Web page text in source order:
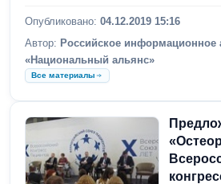
Опубликовано: 04.12.2019 15:16
Автор: Российское информационное
«Национальный альянс»
Все материалы